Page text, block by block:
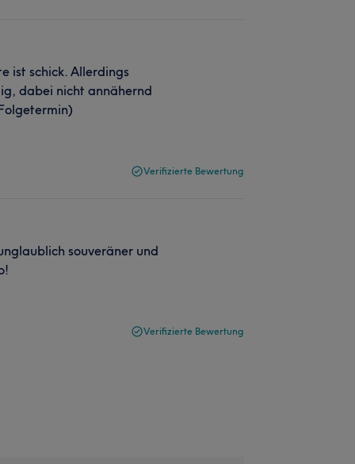
ist schick. Allerdings
dabei nicht annähernd
Verifizierte Bewertung
souveräner und
Verifizierte Bewertung